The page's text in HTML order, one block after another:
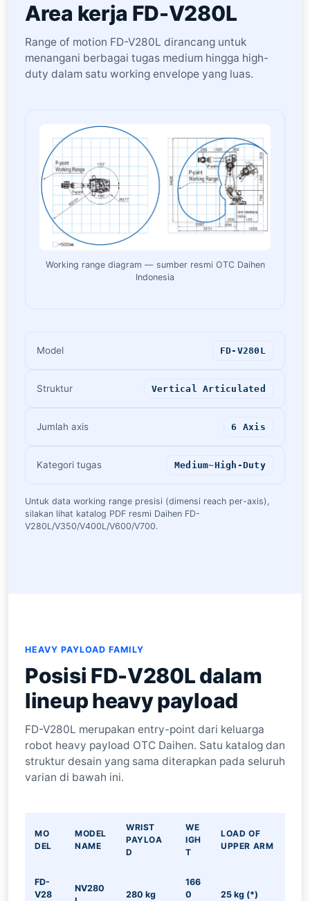
Area kerja FD-V280L
Range of motion FD-V280L dirancang untuk
menangani berbagai tugas medium hingga high-
duty dalam satu working envelope yang luas.
Working range diagram — sumber resmi OTC Daihen
Indonesia
Model FD-V280L
Struktur Vertical Articulated
Jumlah axis 6 Axis
Kategori tugas Medium~High-Duty
Untuk data working range presisi (dimensi reach per-axis),
silakan lihat katalog PDF resmi Daihen FD-
V280L/V350/V400L/V600/V700.
HEAVY PAYLOAD FAMILY
Posisi FD-V280L dalam
lineup heavy payload
FD-V280L merupakan entry-point dari keluarga
robot heavy payload OTC Daihen. Satu katalog dan
struktur desain yang sama diterapkan pada seluruh
varian di bawah ini.
MO
DEL
MODEL
NAME
WRIST
PAYLOA
D
WE
IGH
T
LOAD OF
UPPER ARM
FD-
V28
NV280
280 kg
166
0
25 kg (*)